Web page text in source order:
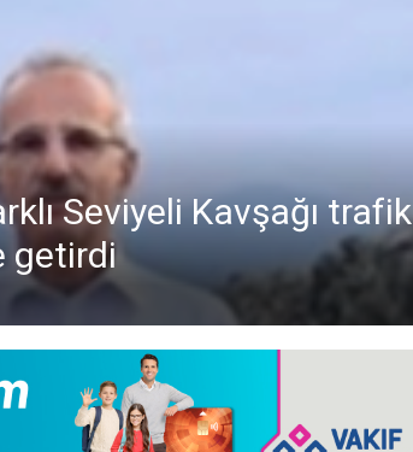
Seviyeli Kavşağı trafik
getirdi